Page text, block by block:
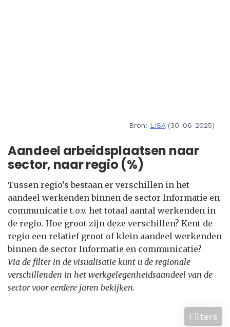
Bron: LISA(30-06-2025)
Aandeel arbeidsplaatsen naar
sector, naar regio (%)
Tussen regio’s bestaan er verschillen in het
aandeel werkenden binnen de sector Informatie en
communicatie t.o.v. het totaal aantal werkenden in
de regio. Hoe groot zijn deze verschillen? Kent de
regio een relatief groot of klein aandeel werkenden
binnen de sector Informatie en communicatie?
Via de filter in de visualisatie kunt u de regionale
verschillenden in het werkgelegenheidsaandeel van de
sector voor eerdere jaren bekijken.
Filters